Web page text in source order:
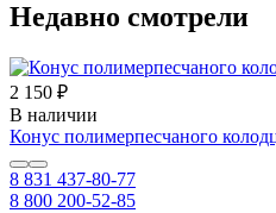
Недавно смотрели
2 150 ₽
В наличии
Конус полимерпесчаного
8 831 437-80-77
8 800 200-52-85